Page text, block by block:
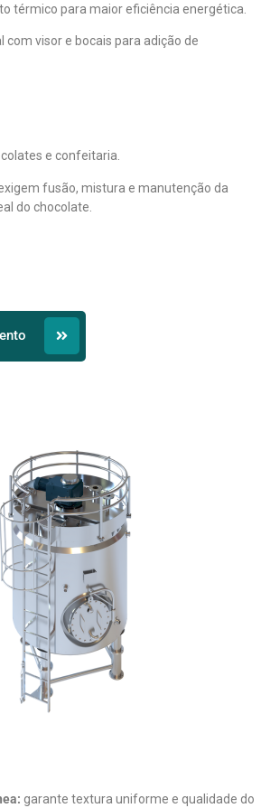
térmico para maior eficiência energética.
com visor e bocais para adição de
e confeitaria.
fusão, mistura e manutenção da
do chocolate.
garante textura uniforme e qualidade do